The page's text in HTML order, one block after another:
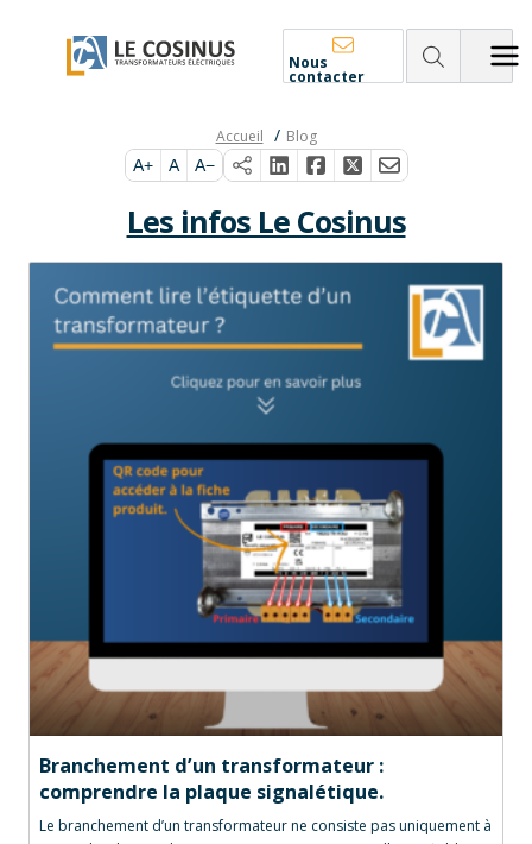
Nous
contacter
Accueil Blog
A+ A A−
Les infos Le Cosinus
Branchement d’un transformateur :
comprendre la plaque signalétique.
Le branchement d’un transformateur ne consiste pas uniquement à